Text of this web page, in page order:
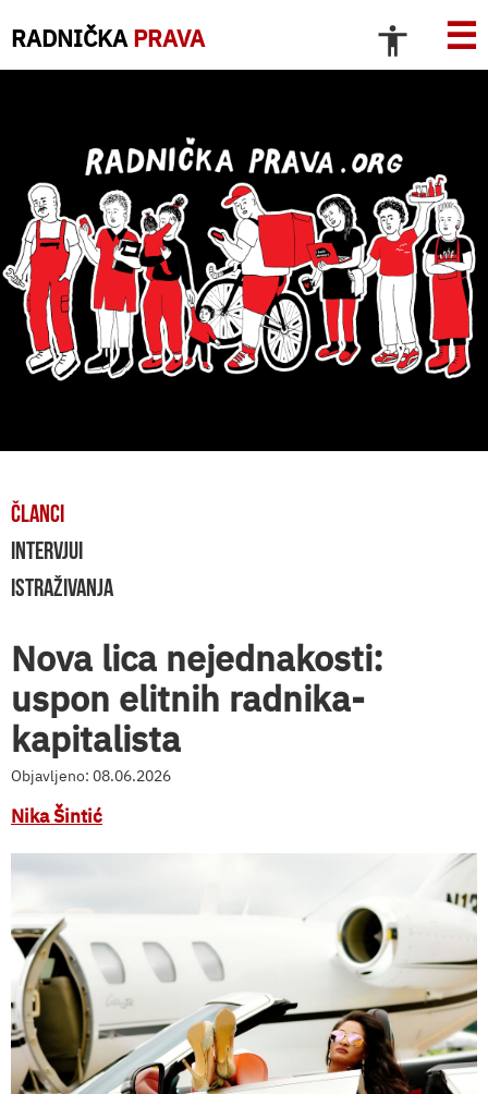
RADNIČKA PRAVA ☰
ČLANCI
INTERVJUI
ISTRAŽIVANJA
Nova lica nejednakosti:
uspon elitnih radnika-
kapitalista
Objavljeno: 08.06.2026
Nika Šintić